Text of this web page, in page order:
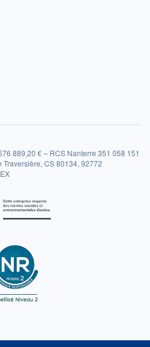
889,20 € – RCS Nanterre 351 058 151
CS 80134, 92772